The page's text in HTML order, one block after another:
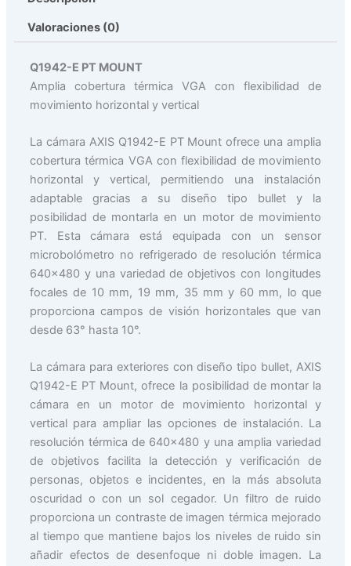
Valoraciones (0)
Q1942-E PT MOUNT
Amplia cobertura térmica VGA con flexibilidad de
movimiento horizontal y vertical
La cámara AXIS Q1942-E PT Mount ofrece una amplia
cobertura térmica VGA con flexibilidad de movimiento
horizontal y vertical, permitiendo una instalación
adaptable gracias a su diseño tipo bullet y la
posibilidad de montarla en un motor de movimiento
PT. Esta cámara está equipada con un sensor
microbolómetro no refrigerado de resolución térmica
640×480 y una variedad de objetivos con longitudes
focales de 10 mm, 19 mm, 35 mm y 60 mm, lo que
proporciona campos de visión horizontales que van
desde 63° hasta 10°.
La cámara para exteriores con diseño tipo bullet, AXIS
Q1942-E PT Mount, ofrece la posibilidad de montar la
cámara en un motor de movimiento horizontal y
vertical para ampliar las opciones de instalación. La
resolución térmica de 640×480 y una amplia variedad
de objetivos facilita la detección y verificación de
personas, objetos e incidentes, en la más absoluta
oscuridad o con un sol cegador. Un filtro de ruido
proporciona un contraste de imagen térmica mejorado
al tiempo que mantiene bajos los niveles de ruido sin
añadir efectos de desenfoque ni doble imagen. La